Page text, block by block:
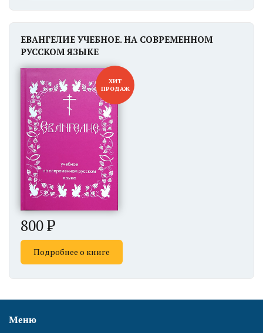
ЕВАНГЕЛИЕ УЧЕБНОЕ. НА СОВРЕМЕННОМ
РУССКОМ ЯЗЫКЕ
ХИТ
ПРОДАЖ
800
Подробнее о книге
Меню